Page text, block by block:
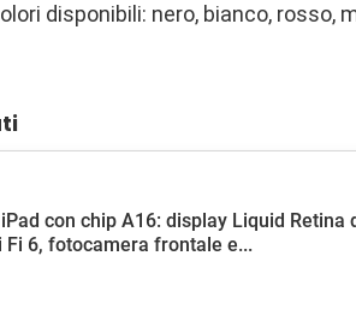
disponibili: nero, bianco, rosso,
con chip A16: display Liquid Retina
Fi 6, fotocamera frontale e...